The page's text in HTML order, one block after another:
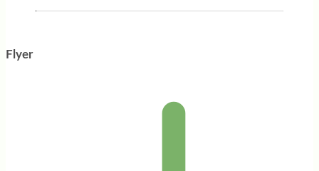
Flyer